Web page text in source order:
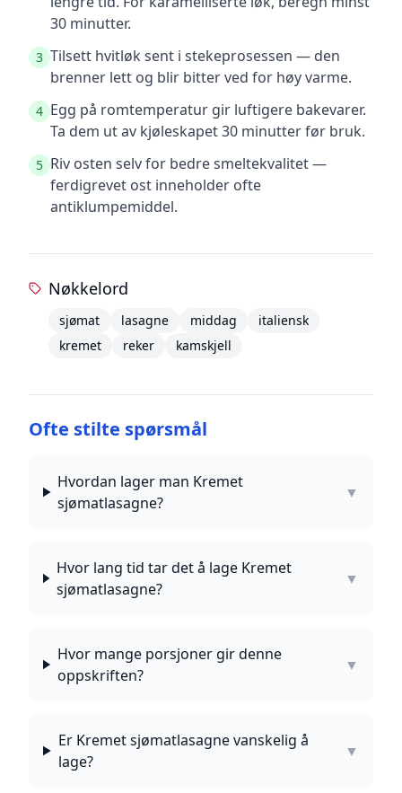
30 minutter.
3 Tilsett hvitløk sent i stekeprosessen — den
brenner lett og blir bitter ved for høy varme.
4 Egg på romtemperatur gir luftigere bakevarer.
Ta dem ut av kjøleskapet 30 minutter før bruk.
5 Riv osten selv for bedre smeltekvalitet —
ferdigrevet ost inneholder ofte
antiklumpemiddel.
Nøkkelord
sjømat lasagne middag
italiensk
kremet
reker kamskjell
Ofte stilte spørsmål
Hvordan lager man Kremet
sjømatlasagne?
▼
Hvor lang tid tar det å lage Kremet
sjømatlasagne?
▼
Hvor mange porsjoner gir denne
oppskriften?
▼
Er Kremet sjømatlasagne vanskelig å
lage?
▼